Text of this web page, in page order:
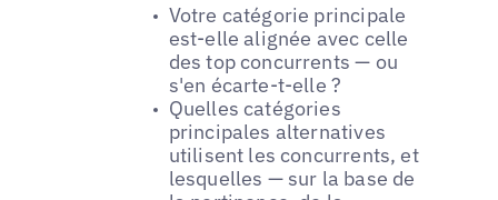
Votre catégorie principale
est-elle alignée avec celle
des top concurrents — ou
s'en écarte-t-elle ?
Quelles catégories
principales alternatives
utilisent les concurrents, et
lesquelles — sur la base de